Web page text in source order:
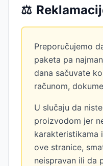
⚖️
Preporučujemo
paketa pa
dana sačuvate
računom,
U slučaju da
proizvodom jer
karakteristikama
ove stranice,
neispravan ili da